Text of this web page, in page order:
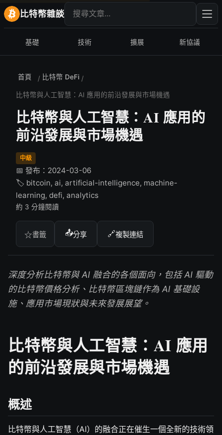
比特幣雜談 搜尋文章 輸入
基礎 技術 擴展 新協議
首頁 / 比特幣 DeFi /
比特幣與人工智慧：AI 應用的前沿發展與市場機遇
比特幣與人工智慧：AI 應用的
前沿發展與市場機遇
中級
📅 發布：2024-03-06
🏷️ bitcoin, ai, artificial-intelligence, machine-
learning, defi, analytics
約 3 分鐘閱讀
☆書籤 📤分享 🔗複製連結
深度分析比特幣與 AI 融合的各個面向，包括 AI 驅動
的比特幣價格分析、比特幣區塊鏈作為 AI 基礎設
施、應用市場現狀與未來發展展望。
比特幣與人工智慧：AI 應用
的前沿發展與市場機遇
概述
比特幣與人工智慧（AI）的融合正在催生一個全新的技術領